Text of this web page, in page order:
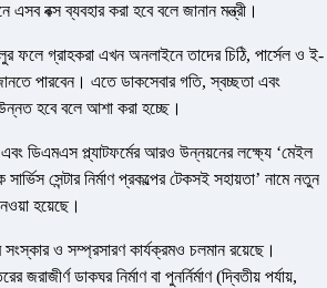
বক্স ব্যবহার করা হবে বলে জানান মন্ত্রী।
ফলে গ্রাহকরা এখন অনলাইনে তাদের চিঠি, পার্সেল ও ই-
পারবেন। এতে ডাকসেবার গতি, স্বচ্ছতা এবং
হবে বলে আশা করা হচ্ছে।
এবং ডিএমএস প্ল্যাটফর্মের আরও উন্নয়নের লক্ষ্যে ‘মেইল
সেন্টার নির্মাণ প্রকল্পের টেকসই সহায়তা’ নামে নতুন
হয়েছে।
সংস্কার ও সম্প্রসারণ কার্যক্রমও চলমান রয়েছে।
জরাজীর্ণ ডাকঘর নির্মাণ বা পুনর্নির্মাণ (দ্বিতীয় পর্যায়,